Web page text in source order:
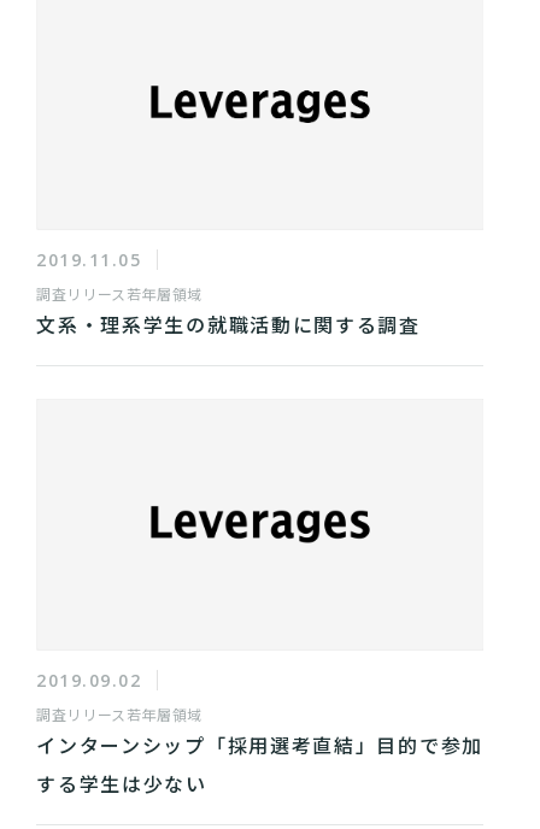
2019.11.05
調査リリース 若年層領域
文系・理系学生の就職活動に関する調査
2019.09.02
調査リリース 若年層領域
インターンシップ「採用選考直結」目的で参加
する学生は少ない